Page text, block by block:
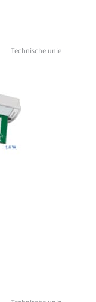
Technische unie